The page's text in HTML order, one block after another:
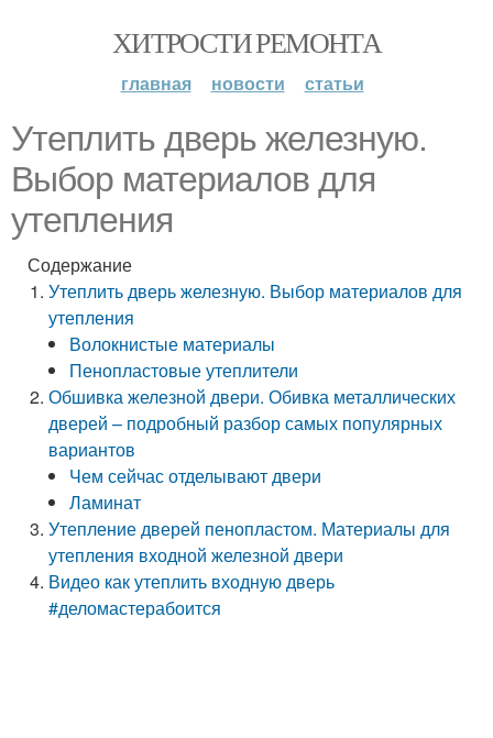
ХИТРОСТИ РЕМОНТА
главная новости статьи
Утеплить дверь железную.
Выбор материалов для
утепления
Содержание
Утеплить дверь железную. Выбор материалов для
утепления
Волокнистые материалы
Пенопластовые утеплители
Обшивка железной двери. Обивка металлических
дверей – подробный разбор самых популярных
вариантов
Чем сейчас отделывают двери
Ламинат
Утепление дверей пенопластом. Материалы для
утепления входной железной двери
Видео как утеплить входную дверь
#деломастерабоится